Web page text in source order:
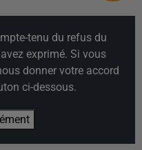
tenu du refus du
exprimé. Si vous
donner votre accord
ci-dessous.